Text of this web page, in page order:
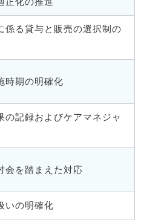
係る貸与と販売の選択制の
時期の明確化
の記録およびケアマネジャ
会を踏まえた対応
いの明確化